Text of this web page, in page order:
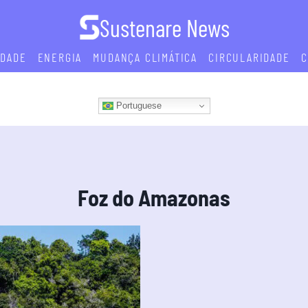
Sustenare News
ENERGIA MUDANÇA CLIMÁTICA CIRCULARIDADE
Portuguese
Foz do Amazonas